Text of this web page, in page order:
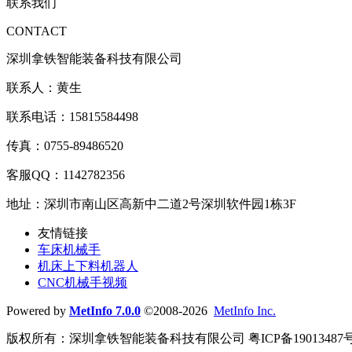
联系我们
CONTACT
深圳拿铁智能装备科技有限公司
联系人：黄生
联系电话：15815584498
传真：0755-89486520
客服QQ：1142782356
地址：深圳市南山区高新中二道2号深圳软件园1栋3F
友情链接
车床机械手
机床上下料机器人
CNC机械手视频
Powered by MetInfo 7.0.0 ©2008-2026 MetInfo Inc.
版权所有：深圳拿铁智能装备科技有限公司 粤ICP备19013487